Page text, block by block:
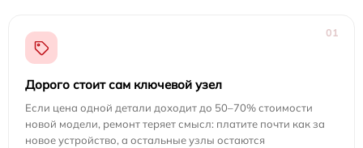
01
Дорого стоит сам ключевой узел
Если цена одной детали доходит до 50–70% стоимости
новой модели, ремонт теряет смысл: платите почти как за
новое устройство, а остальные узлы остаются